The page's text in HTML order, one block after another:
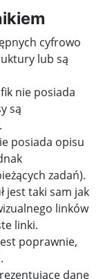
cyfrowo
lub są
nie posiada
są
posiada opisu
zadań).
jest taki sam jak
linków
linki.
poprawnie,
dane